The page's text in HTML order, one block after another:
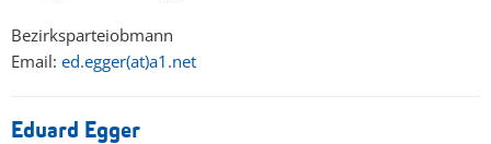
Bezirksparteiobmann
Email: ed.egger(at)a1.net
Eduard Egger